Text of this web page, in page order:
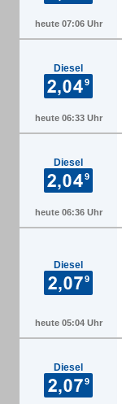
heute 07:06 Uhr
Diesel
heute 06:33 Uhr
Diesel
heute 06:36 Uhr
Diesel
heute 05:04 Uhr
Diesel